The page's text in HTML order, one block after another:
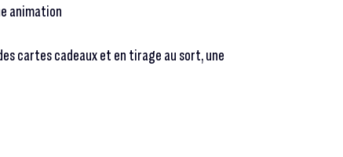
animation
cartes cadeaux et en tirage au sort, une